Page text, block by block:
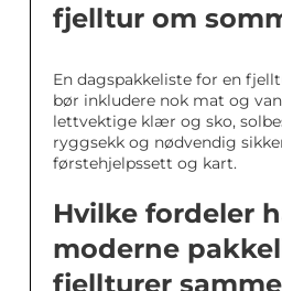
fjelltur om
En dagspakkeliste for en
bør inkludere nok mat og
lettvektige klær og sko,
ryggsekk og nødvendig
førstehjelpssett og kart.
Hvilke fordeler
moderne
fjellturer